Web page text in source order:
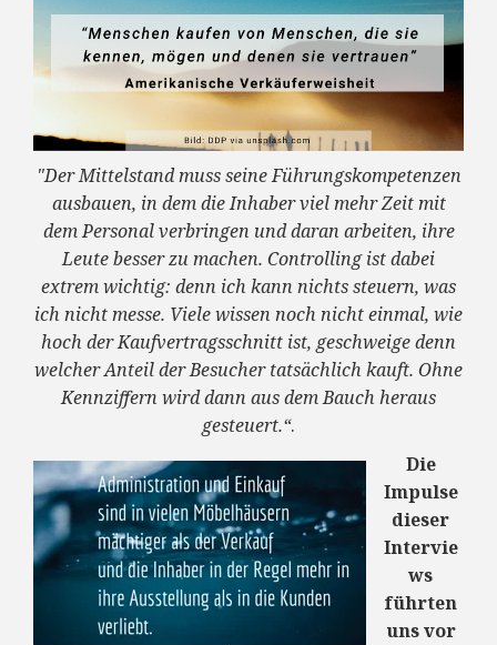
"Der Mittelstand muss seine Führungskompetenzen
ausbauen, in dem die Inhaber viel mehr Zeit mit
dem Personal verbringen und daran arbeiten, ihre
Leute besser zu machen. Controlling ist dabei
extrem wichtig: denn ich kann nichts steuern, was
ich nicht messe. Viele wissen noch nicht einmal, wie
hoch der Kaufvertragsschnitt ist, geschweige denn
welcher Anteil der Besucher tatsächlich kauft. Ohne
Kennziffern wird dann aus dem Bauch heraus
gesteuert.“.
Die
Impulse
dieser
Intervie
ws
führten
uns vor